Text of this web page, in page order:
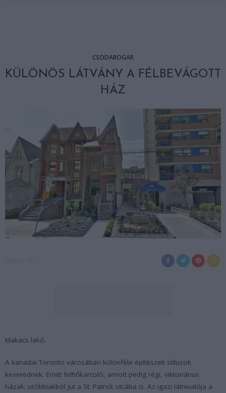
CSODABOGÁR
KÜLÖNÖS LÁTVÁNY A FÉLBEVÁGOTT
HÁZ
Makacs lakó.
A kanadai Toronto városában különféle építészeti stílusok
keverednek. Emitt felhőkarcoló, amott pedig régi, viktoriánus
házak: utóbbiakból jut a St. Patrick utcába is. Az igazi látnivalója a